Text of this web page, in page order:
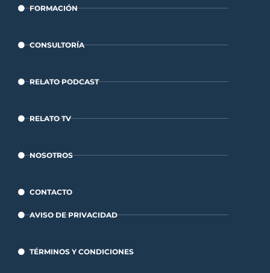
FORMACIÓN
CONSULTORÍA
RELATO PODCAST
RELATO TV
NOSOTROS
CONTACTO
AVISO DE PRIVACIDAD
TÉRMINOS Y CONDICIONES